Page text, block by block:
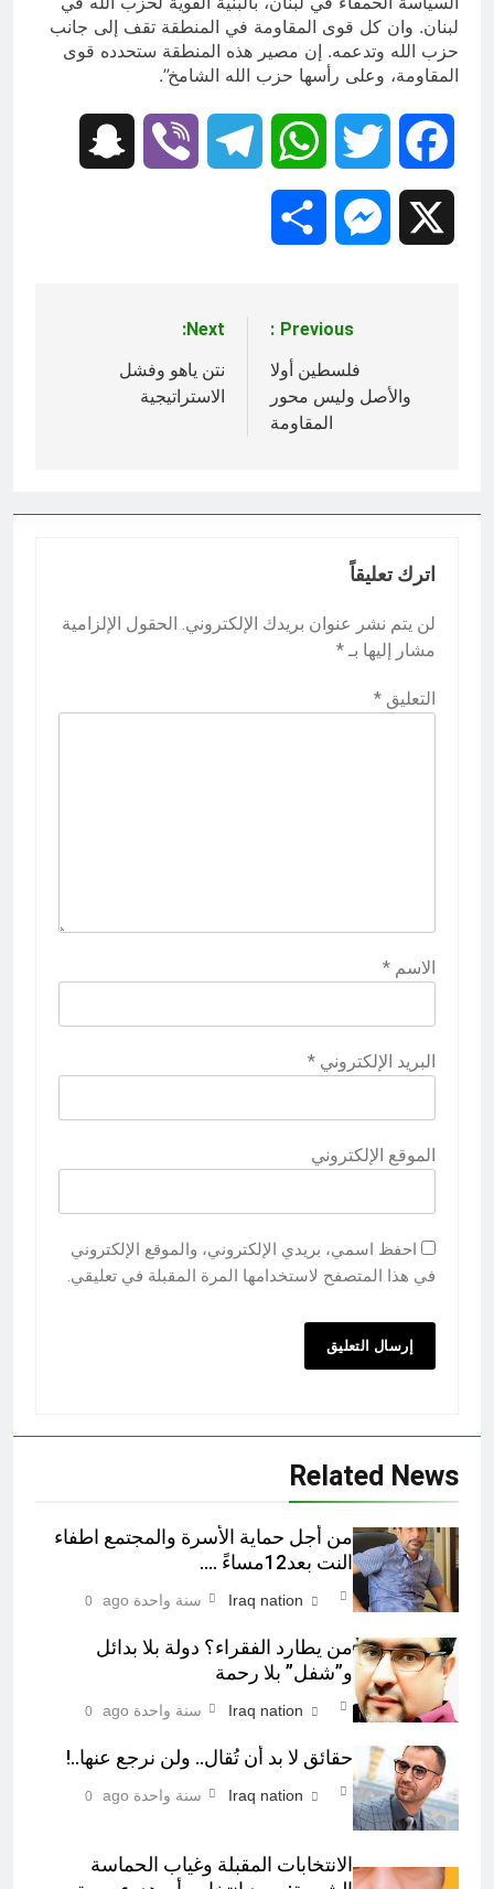
لبنان. وان كل قوى المقاومة في المنطقة تقف إلى جانب
حزب الله وتدعمه. إن مصير هذه المنطقة ستحدده قوى
المقاومة، وعلى رأسها حزب الله الشامخ”.
Facebook
Twitter
WhatsApp
Telegram
Viber
Messenger
المقالات
Previous:
فلسطين أولا
والأصل وليس محور
المقاومة
Next:
نتن ياهو وفشل
الاستراتيجية
اترك تعليقاً
لن يتم نشر عنوان بريدك الإلكتروني. الحقول الإلزامية
مشار إليها بـ *
التعليق *
الاسم *
البريد الإلكتروني *
الموقع الإلكتروني
احفظ اسمي، بريدي الإلكتروني، والموقع الإلكتروني
في هذا المتصفح لاستخدامها المرة المقبلة في تعليقي.
Related News
من أجل حماية الأسرة والمجتمع اطفاء
النت بعد12مساءً ….
Iraq nation سنة واحدة ago 0
من يطارد الفقراء؟ دولة بلا بدائل
و”شفل” بلا رحمة
Iraq nation سنة واحدة ago 0
حقائق لا بد أن تُقال.. ولن نرجع عنها..!
Iraq nation سنة واحدة ago 0
الانتخابات المقبلة وغياب الحماسة